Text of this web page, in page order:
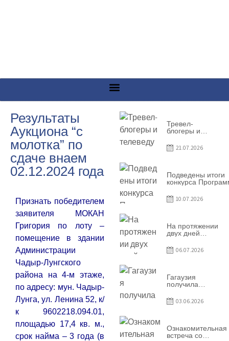
Результаты
Аукциона “с
молотка” по
сдаче внаем
02.12.2024 года
Признать победителем
заявителя МОКАН
Григория по лоту –
помещение в здании
Администрации
Чадыр-Лунгского
района на 4-м этаже,
по адресу: мун. Чадыр-
Лунга, ул. Ленина 52, к/
к 9602218.094.01,
площадью 17,4 кв. м.,
срок найма – 3 года (в
Тревел-
блогеры и
из Словении
сняли
Гагаузии
21.07.2026
Подведены итоги
конкурса
грантов субъектам
10.07.2026
На протяжении
двух дней
принимала
коллег из
Республики
Молдова
06.07.2026
Гагаузия
получила
признание в
рамках проекта
03.06.2026
Ознакомительная
встреча со